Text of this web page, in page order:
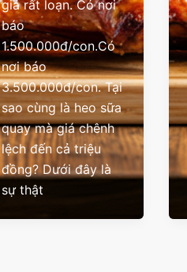
giá rất loạn. Có nơi
báo
1.500.000đ/con.Có
nơi báo
3.500.000đ/con. Tại
sao cùng là heo sữa
quay mà giá chênh
lệch đến cả triệu
đồng? Dưới đây là
sự thật